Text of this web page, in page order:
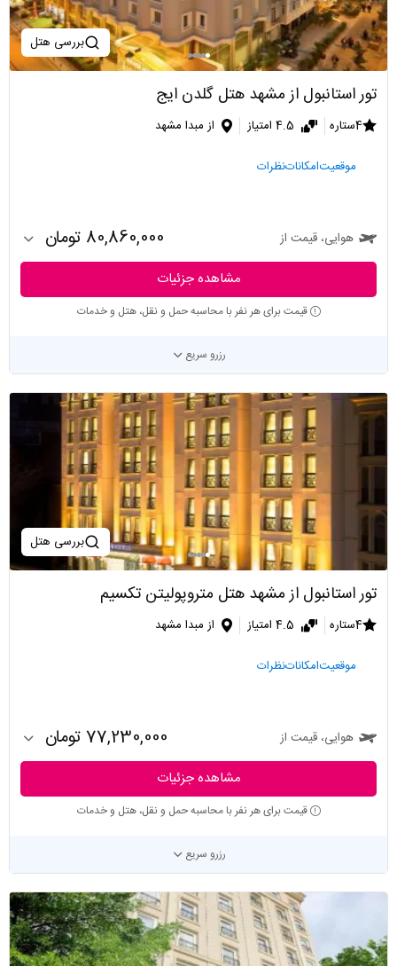
بررسی هتل
تور استانبول از مشهد هتل گلدن ایج
4ستاره 4.5 امتیاز از مبدا مشهد
موقعیتامکاناتنظرات
هوایی، قیمت از 80,860,000 تومان
مشاهده جزئیات
قیمت برای هر نفر با محاسبه حمل و نقل، هتل و خدمات
رزرو سریع
بررسی هتل
تور استانبول از مشهد هتل متروپولیتن تکسیم
4ستاره 4.5 امتیاز از مبدا مشهد
موقعیتامکاناتنظرات
هوایی، قیمت از 77,230,000 تومان
مشاهده جزئیات
قیمت برای هر نفر با محاسبه حمل و نقل، هتل و خدمات
رزرو سریع